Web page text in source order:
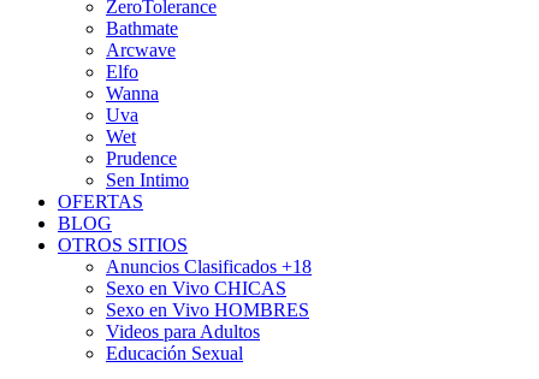
ZeroTolerance
Bathmate
Arcwave
Elfo
Wanna
Uva
Wet
Prudence
Sen Intimo
OFERTAS
BLOG
OTROS SITIOS
Anuncios Clasificados +18
Sexo en Vivo CHICAS
Sexo en Vivo HOMBRES
Videos para Adultos
Educación Sexual